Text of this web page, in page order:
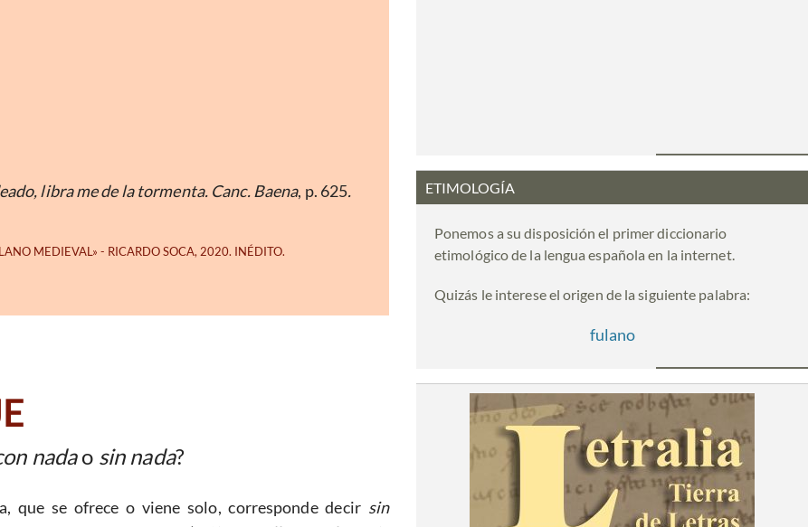
libra me de la tormenta. Canc. Baena, p. 625.
nadao sin nada?
que se ofrece o viene solo, corresponde decir sin
ETIMOLOGÍA
Ponemos a su disposición el primer diccionario
etimológico de la lengua española en la internet.
Quizás le interese el origen de la siguiente palabra:
fulano